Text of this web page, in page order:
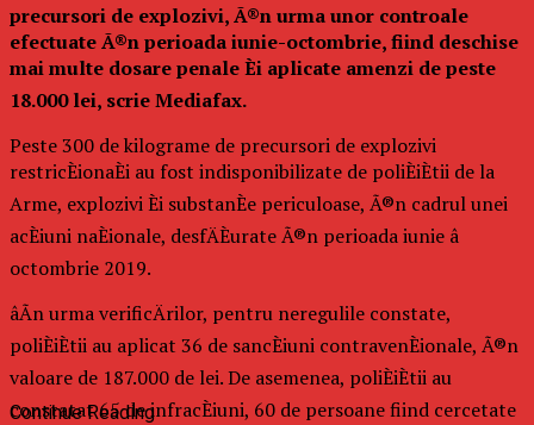
precursori de explozivi, Ã®n urma unor controale
efectuate Ã®n perioada iunie-octombrie, fiind deschise
mai multe dosare penale Èi aplicate amenzi de peste
18.000 lei, scrie Mediafax.
Peste 300 de kilograme de precursori de explozivi
restricÈionaÈi au fost indisponibilizate de poliÈiÈtii de la
Arme, explozivi Èi substanÈe periculoase, Ã®n cadrul unei
acÈiuni naÈionale, desfÄÈurate Ã®n perioada iunie â
octombrie 2019.
âÃn urma verificÄrilor, pentru neregulile constate,
poliÈiÈtii au aplicat 36 de sancÈiuni contravenÈionale, Ã®n
valoare de 187.000 de lei. De asemenea, poliÈiÈtii au
constatat 65 de infracÈiuni, 60 de persoane fiind cercetate
Continue Reading